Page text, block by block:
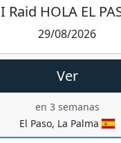
I Raid HOLA EL
29/08/2026
Ver
en 3 semanas
El Paso, La Palma